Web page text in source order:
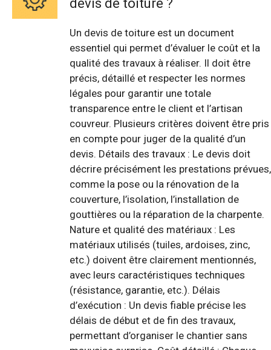
devis de toiture ?
Un devis de toiture est un document
essentiel qui permet d’évaluer le coût et la
qualité des travaux à réaliser. Il doit être
précis, détaillé et respecter les normes
légales pour garantir une totale
transparence entre le client et l’artisan
couvreur. Plusieurs critères doivent être pris
en compte pour juger de la qualité d’un
devis. Détails des travaux : Le devis doit
décrire précisément les prestations prévues,
comme la pose ou la rénovation de la
couverture, l’isolation, l’installation de
gouttières ou la réparation de la charpente.
Nature et qualité des matériaux : Les
matériaux utilisés (tuiles, ardoises, zinc,
etc.) doivent être clairement mentionnés,
avec leurs caractéristiques techniques
(résistance, garantie, etc.). Délais
d’exécution : Un devis fiable précise les
délais de début et de fin des travaux,
permettant d’organiser le chantier sans